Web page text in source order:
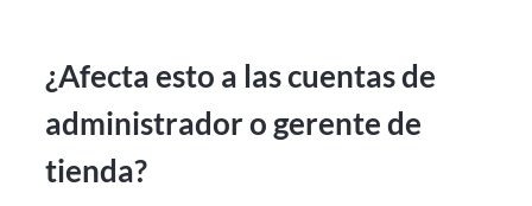
¿Afecta esto a las cuentas de
administrador o gerente de
tienda?